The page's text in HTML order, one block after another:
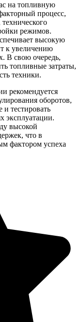
на топливную
процесс,
режимов.
высокую
к увеличению
В свою очередь,
топливные затраты,
техники.
рекомендуется
оборотов,
и тестировать
эксплуатации.
высокой
что в
фактором успеха